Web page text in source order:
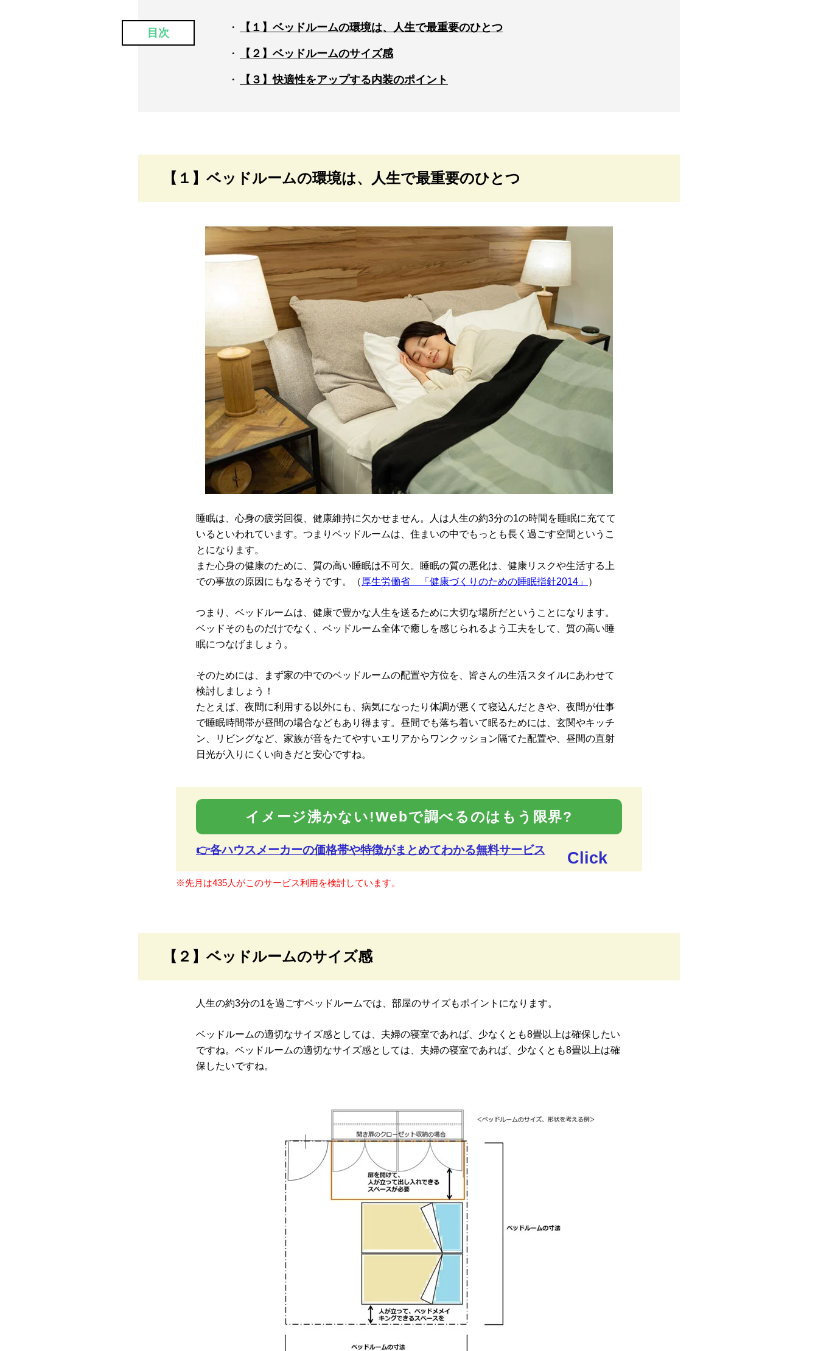
目次 【１】ベッドルームの環境は、人生で最重要のひとつ
【２】ベッドルームのサイズ感
【３】快適性をアップする内装のポイント
【１】ベッドルームの環境は、人生で最重要のひとつ
睡眠は、心身の疲労回復、健康維持に欠かせません。人は人生の約3分の1の時間を睡眠に充てて
いるといわれています。つまりベッドルームは、住まいの中でもっとも長く過ごす空間というこ
とになります。
また心身の健康のために、質の高い睡眠は不可欠。睡眠の質の悪化は、健康リスクや生活する上
での事故の原因にもなるそうです。（ 厚生労働省 「健康づくりのための睡眠指針2014」 ）
つまり、ベッドルームは、健康で豊かな人生を送るために大切な場所だということになります。
ベッドそのものだけでなく、ベッドルーム全体で癒しを感じられるよう工夫をして、質の高い睡
眠につなげましょう。
そのためには、まず家の中でのベッドルームの配置や方位を、皆さんの生活スタイルにあわせて
検討しましょう！
たとえば、夜間に利用する以外にも、病気になったり体調が悪くて寝込んだときや、夜間が仕事
で睡眠時間帯が昼間の場合などもあり得ます。昼間でも落ち着いて眠るためには、玄関やキッチ
ン、リビングなど、家族が音をたてやすいエリアからワンクッション隔てた配置や、昼間の直射
日光が入りにくい向きだと安心ですね。
イメージ沸かない!Webで調べるのはもう限界?
👉各ハウスメーカーの価格帯や特徴がまとめてわかる無料サービス Click
※先月は435人がこのサービス利用を検討しています。
【２】ベッドルームのサイズ感
人生の約3分の1を過ごすベッドルームでは、部屋のサイズもポイントになります。
ベッドルームの適切なサイズ感としては、夫婦の寝室であれば、少なくとも8畳以上は確保したい
ですね。ベッドルームの適切なサイズ感としては、夫婦の寝室であれば、少なくとも8畳以上は確
保したいですね。